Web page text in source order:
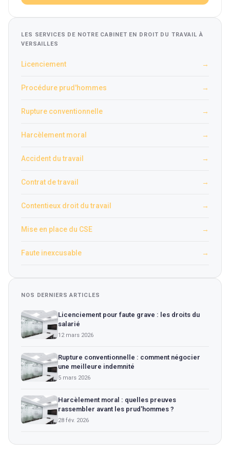
LES SERVICES DE NOTRE CABINET EN DROIT DU TRAVAIL À
VERSAILLES
Licenciement →
Procédure prud'hommes →
Rupture conventionnelle →
Harcèlement moral →
Accident du travail →
Contrat de travail →
Contentieux droit du travail →
Mise en place du CSE →
Faute inexcusable →
NOS DERNIERS ARTICLES
Licenciement pour faute grave : les droits du
salarié
12 mars 2026
Rupture conventionnelle : comment négocier
une meilleure indemnité
5 mars 2026
Harcèlement moral : quelles preuves
rassembler avant les prud'hommes ?
28 fév. 2026